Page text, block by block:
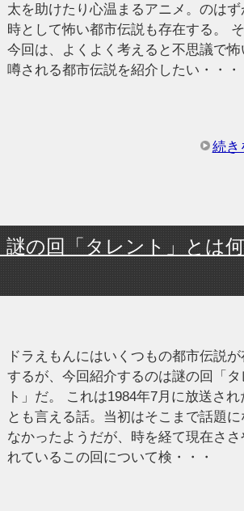
太を助けたり心温まるアニメ。のはず
時として怖い都市伝説も存在する。
今回は、よくよく考えると不思議で怖
噂される都市伝説を紹介したい・・・
続き
謎の回「タレント」とは
ドラえもんにはいくつもの都市伝説が
するが、今回紹介するのは謎の回「タ
ト」だ。 これは1984年7月に放送され
とも言える話。当初はそこまで話題に
なかったようだが、時を経て現在ささ
れているこの回について検・・・